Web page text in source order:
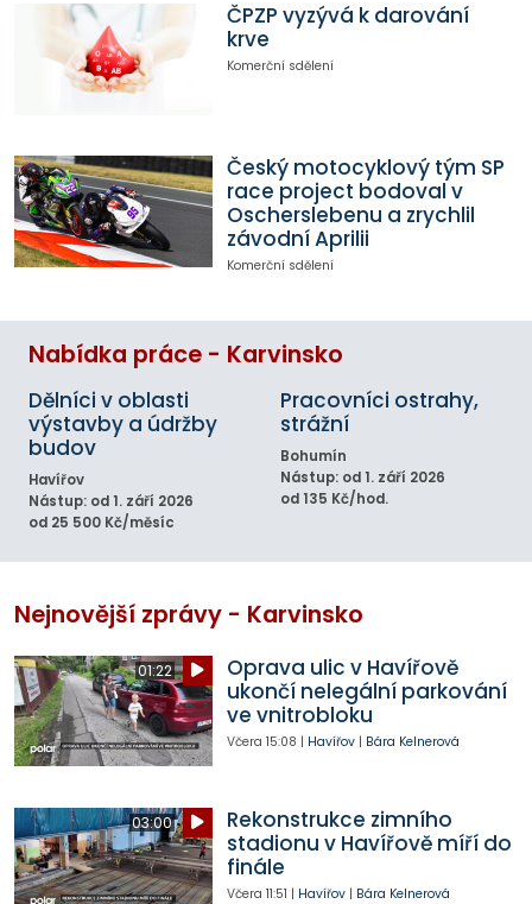
ČPZP vyzývá k darování
krve
Komerční sdělení
Český motocyklový tým SP
race project bodoval v
Oscherslebenu a zrychlil
závodní Aprilii
Komerční sdělení
Nabídka práce - Karvinsko
Dělníci v oblasti
výstavby a údržby
budov
Havířov
Nástup: od 1. září 2026
od 25 500 Kč/měsíc
Pracovníci ostrahy,
strážní
Bohumín
Nástup: od 1. září 2026
od 135 Kč/hod.
Nejnovější zprávy - Karvinsko
01:22
Oprava ulic v Havířově
ukončí nelegální parkování
ve vnitrobloku
Včera 15:08 | Havířov| Bára Kelnerová
03:00
Rekonstrukce zimního
stadionu v Havířově míří do
finále
Včera 11:51 | Havířov| Bára Kelnerová